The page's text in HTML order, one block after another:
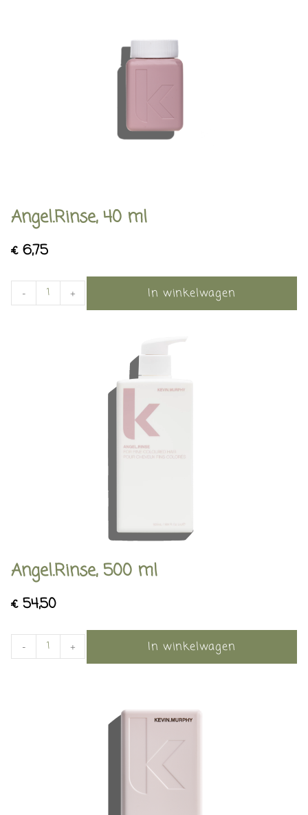
Angel.Rinse, 40 ml
€6,75
- + In winkelwagen
Angel.Rinse, 500 ml
€54,50
- + In winkelwagen